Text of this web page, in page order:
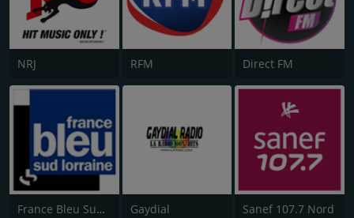
NRJ RFM Direct FM
France Bleu Sud Lorraine Gaydial Sanef 107.7 Nord